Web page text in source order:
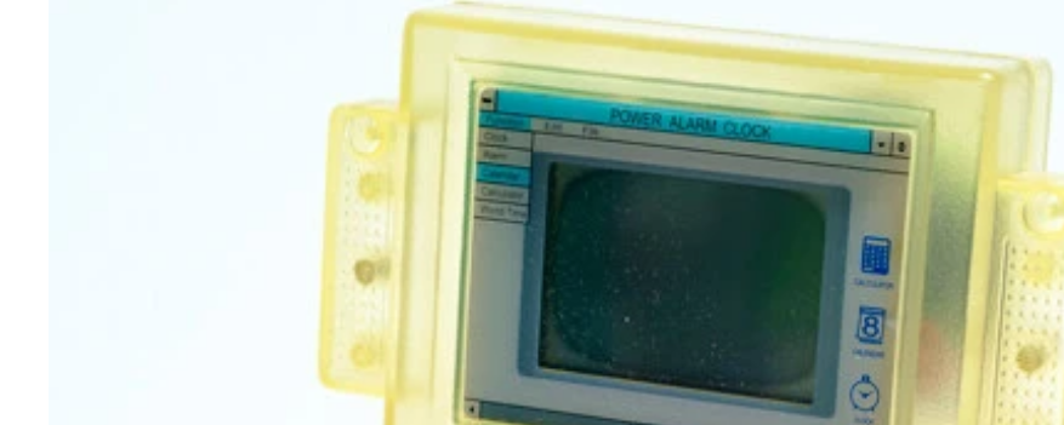
iMac G3風アナログ置き時計。本物よりは軽くて小さいが、デジタル時計よりは大きめ。デスクトップ風の文
iMac G3キャンディカラーのラインナップになかったイエローの置き時計
こちらがiMac G3グレープ風のデジタル時計。標準的なルービックキューブほどのサイズ。当時、各社がいろい
レトロ遺産を掘り返す山下メロ氏